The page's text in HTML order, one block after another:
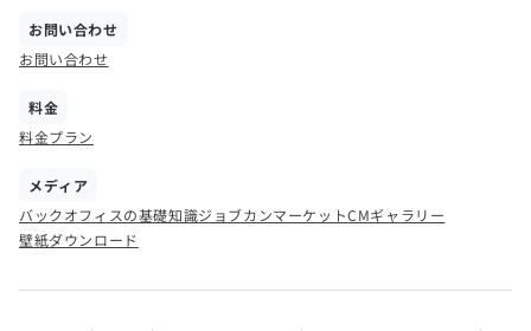
お問い合わせ
お問い合わせ
料金
料金プラン
メディア
バックオフィスの基礎知識ジョブカンマーケットCMギャラリー
壁紙ダウンロード